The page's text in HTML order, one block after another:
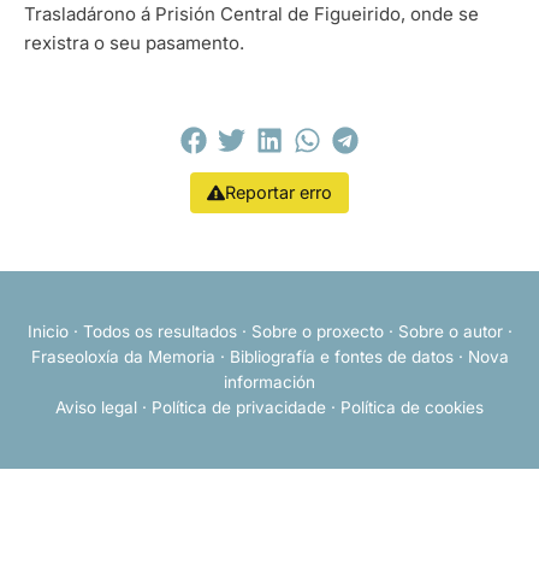
Trasladárono á Prisión Central de Figueirido, onde se
rexistra o seu pasamento.
Reportar erro
Inicio· Todos os resultados· Sobre o proxecto· Sobre o autor·
Fraseoloxía da Memoria · Bibliografía e fontes de datos· Nova
información
Aviso legal · Política de privacidade · Política de cookies